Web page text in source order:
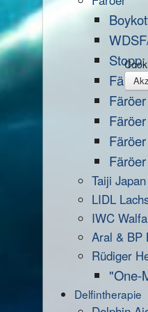
Taiji Japan
LIDL
IWC
Aral & BP
Rüdiger
"One-
Delfintherapie